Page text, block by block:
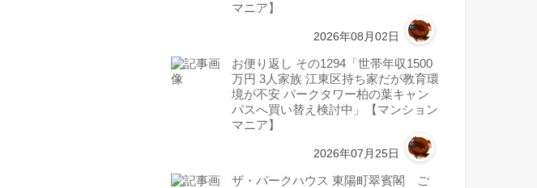
マニア】
2026年08月02日
お便り返し その1294「世帯年収1500
万円 3人家族 江東区持ち家だが教育環
境が不安 パークタワー柏の葉キャン
パスへ買い替え検討中」【マンション
マニア】
2026年07月25日
ザ・パークハウス 東陽町翠賓閣 ご